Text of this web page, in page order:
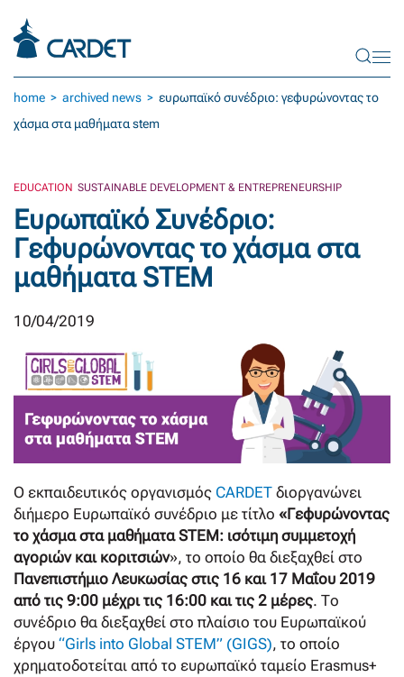
Skip to main content
home archived news
ευρωπαϊκό συνέδριο: γεφυρώνοντας το
χάσμα στα μαθήματα stem
EDUCATION SUSTAINABLE DEVELOPMENT & ENTREPRENEURSHIP
Ευρωπαϊκό Συνέδριο:
Γεφυρώνοντας το χάσμα στα
μαθήματα STEM
10/04/2019
Ο εκπαιδευτικός οργανισμός CARDET διοργανώνει
διήμερο Ευρωπαϊκό συνέδριο με τίτλο «Γεφυρώνοντας
το χάσμα στα μαθήματα STEM: ισότιμη συμμετοχή
αγοριών και κοριτσιών», το οποίο θα διεξαχθεί στο
Πανεπιστήμιο Λευκωσίας στις 16 και 17 Μαΐου 2019
από τις 9:00 μέχρι τις 16:00 και τις 2 μέρες. Το
συνέδριο θα διεξαχθεί στο πλαίσιο του Ευρωπαϊκού
έργου “Girls into Global STEM” (GIGS), το οποίο
χρηματοδοτείται από το ευρωπαϊκό ταμείο Erasmus+